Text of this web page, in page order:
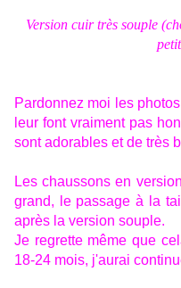
Version cuir très souple
Pardonnez moi les
leur font vraiment pas
sont adorables et de très
Les chaussons en
grand, le passage à la
après la version souple.
Je regrette même que
18-24 mois, j'aurai